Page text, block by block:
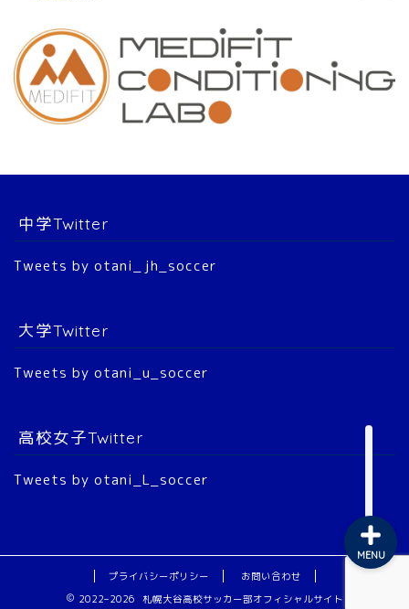
中学Twitter
Tweets by otani_jh_soccer
大学Twitter
Tweets by otani_u_soccer
高校女子Twitter
Tweets by otani_L_soccer
プライバシーポリシー
お問い合わせ
2022–2026 札幌大谷高校サッカー部オフィシャルサイト
MENU
チーム紹介
選 手